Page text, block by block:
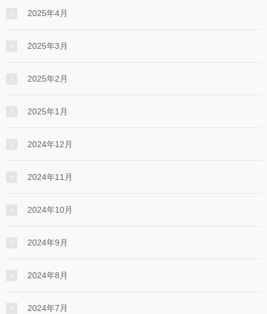
2025年4月
2025年3月
2025年2月
2025年1月
2024年12月
2024年11月
2024年10月
2024年9月
2024年8月
2024年7月